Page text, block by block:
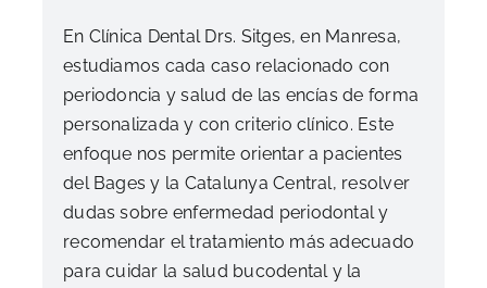
En Clínica Dental Drs. Sitges, en Manresa,
estudiamos cada caso relacionado con
periodoncia y salud de las encías de forma
personalizada y con criterio clínico. Este
enfoque nos permite orientar a pacientes
del Bages y la Catalunya Central, resolver
dudas sobre enfermedad periodontal y
recomendar el tratamiento más adecuado
para cuidar la salud bucodental y la